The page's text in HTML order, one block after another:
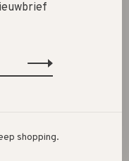
shopping.